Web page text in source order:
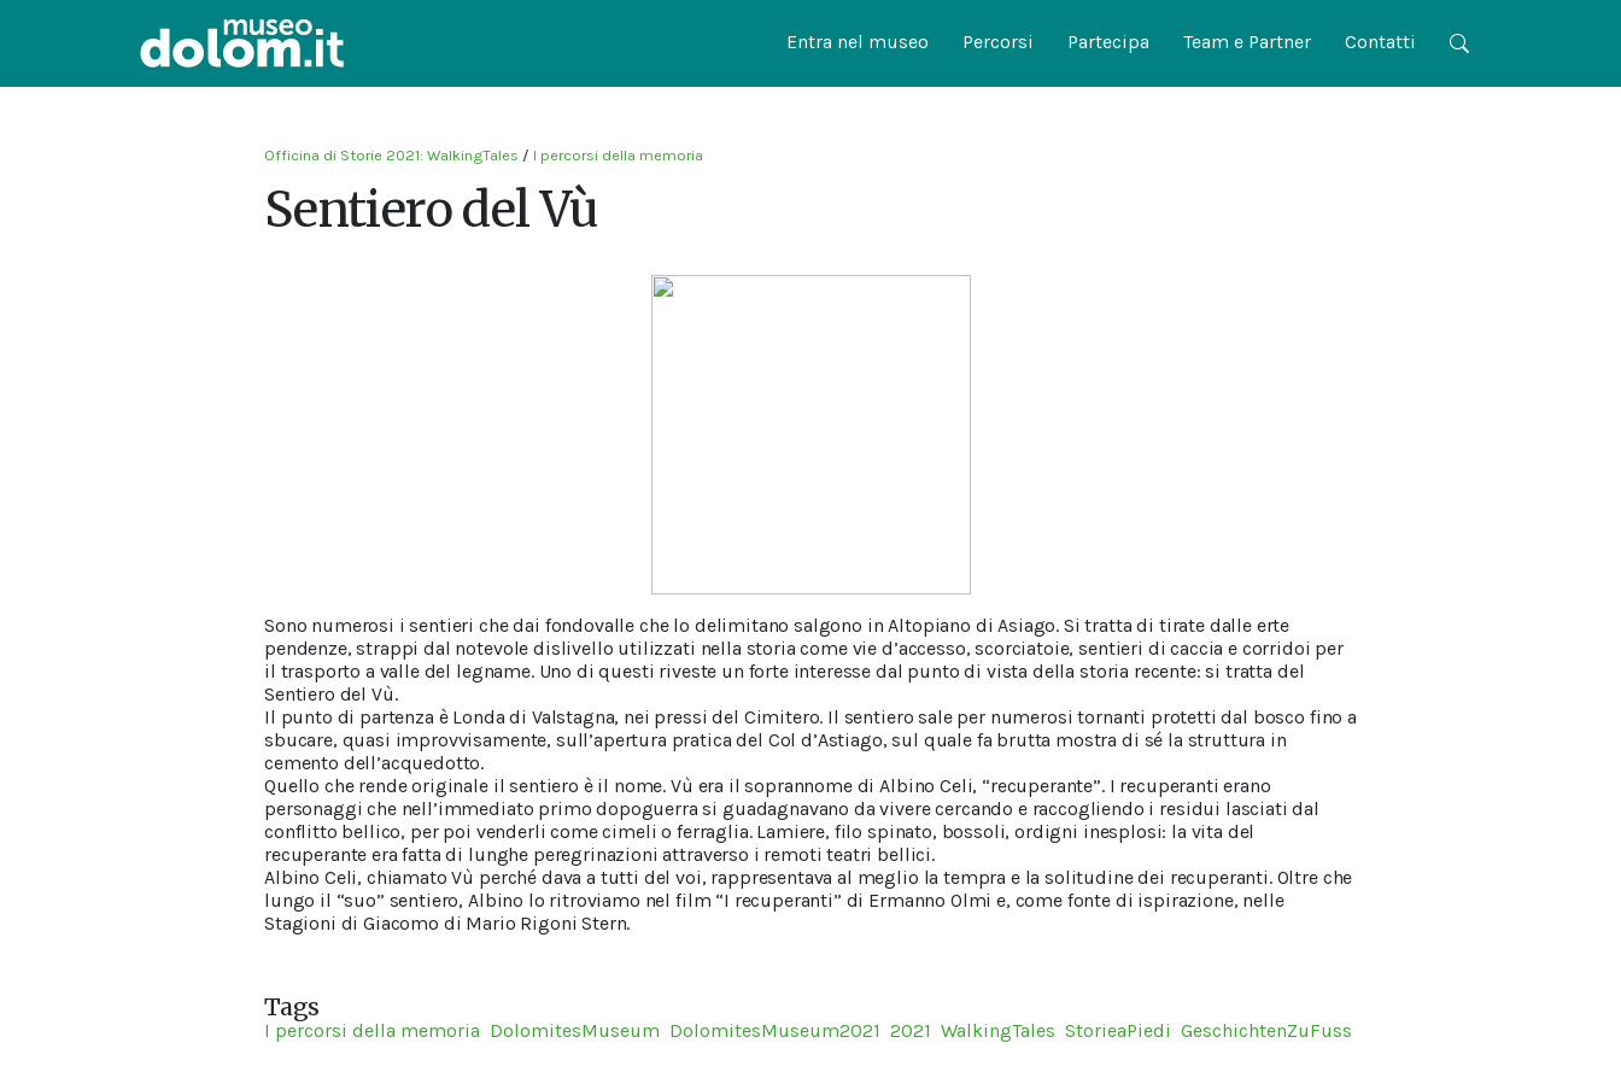
Entra nel museo Percorsi Partecipa Team e Partner Contatti
Officina di Storie 2021: WalkingTales / I percorsi della memoria
Sentiero del Vù
Sono numerosi i sentieri che dai fondovalle che lo delimitano salgono in Altopiano di Asiago. Si tratta di tirate dalle erte
pendenze, strappi dal notevole dislivello utilizzati nella storia come vie d’accesso, scorciatoie, sentieri di caccia e corridoi per
il trasporto a valle del legname. Uno di questi riveste un forte interesse dal punto di vista della storia recente: si tratta del
Sentiero del Vù.
Il punto di partenza è Londa di Valstagna, nei pressi del Cimitero. Il sentiero sale per numerosi tornanti protetti dal bosco fino a
sbucare, quasi improvvisamente, sull’apertura pratica del Col d’Astiago, sul quale fa brutta mostra di sé la struttura in
cemento dell’acquedotto.
Quello che rende originale il sentiero è il nome. Vù era il soprannome di Albino Celi, “recuperante”. I recuperanti erano
personaggi che nell’immediato primo dopoguerra si guadagnavano da vivere cercando e raccogliendo i residui lasciati dal
conflitto bellico, per poi venderli come cimeli o ferraglia. Lamiere, filo spinato, bossoli, ordigni inesplosi: la vita del
recuperante era fatta di lunghe peregrinazioni attraverso i remoti teatri bellici.
Albino Celi, chiamato Vù perché dava a tutti del voi, rappresentava al meglio la tempra e la solitudine dei recuperanti. Oltre che
lungo il “suo” sentiero, Albino lo ritroviamo nel film “I recuperanti” di Ermanno Olmi e, come fonte di ispirazione, nelle
Stagioni di Giacomo di Mario Rigoni Stern.
Tags
I percorsi della memoria DolomitesMuseum DolomitesMuseum2021 2021 WalkingTales StorieaPiedi GeschichtenZuFuss